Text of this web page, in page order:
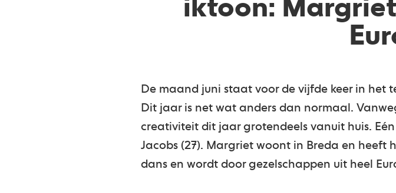
iktoon:
De maand juni staat voor de vijfde keer in het
Dit jaar is net wat anders dan normaal.
creativiteit dit jaar grotendeels vanuit huis.
Jacobs (27). Margriet woont in Breda en heeft
dans en wordt door gezelschappen uit heel